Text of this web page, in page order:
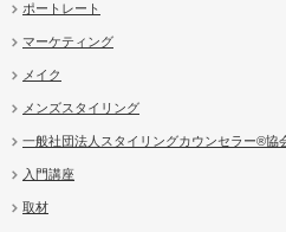
ポートレート
マーケティング
メイク
メンズスタイリング
一般社団法人スタイリングカウンセラー®協
入門講座
取材